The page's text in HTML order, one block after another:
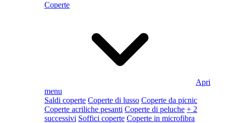
Coperte
Apri
menu
Saldi coperte Coperte di lusso Coperte da picnic
Coperte acriliche pesanti Coperte di peluche + 2
successivi Soffici coperte Coperte in microfibra